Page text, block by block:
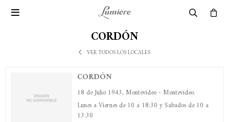

CORDÓN
VER TODOS LOS LOCALES
CORDÓN
18 de Julio 1943, Montevideo - Montevideo.
Lunes a Viernes de 10 a 18:30 y Sabados de 10 a
13:30